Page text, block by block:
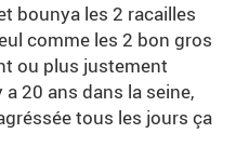
bounya les 2 racailles
comme les 2 bon gros
ou plus justement
20 ans dans la seine,
tous les jours ça